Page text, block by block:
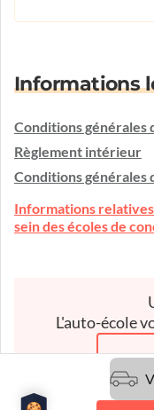
Informations
Conditions générales
Règlement intérieur
Conditions générales
Informations
sein des écoles de
L'auto-école